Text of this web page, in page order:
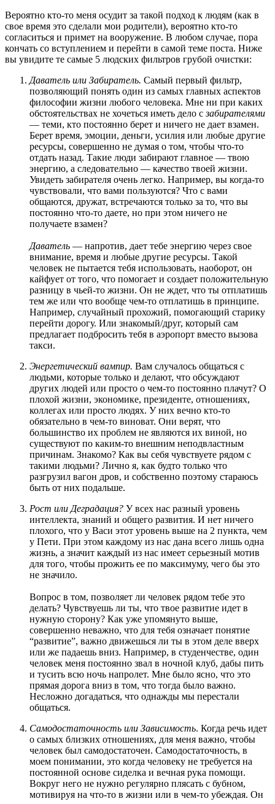
Вероятно кто-то меня осудит за такой подход к людям (как в
свое время это сделали мои родители), вероятно кто-то
согласиться и примет на вооружение. В любом случае, пора
кончать со вступлением и перейти в самой теме поста. Ниже
вы увидите те самые 5 людских фильтров грубой очистки:
Даватель или Забиратель. Самый первый фильтр,
позволяющий понять один из самых главных аспектов
философии жизни любого человека. Мне ни при каких
обстоятельствах не хочеться иметь дело сзабирателями
— теми, кто постоянно берет и ничего не дает взамен.
Берет время, эмоции, деньги, усилия или любые другие
ресурсы, совершенно не думая о том, чтобы что-то
отдать назад. Такие люди забирают главное — твою
энергию, а следовательно — качество твоей жизни.
Увидеть забирателя очень легко. Например, вы когда-то
чувствовали, что вами пользуются? Что с вами
общаются, дружат, встречаются только за то, что вы
постоянно что-то даете, но при этом ничего не
получаете взамен?
Даватель — напротив, дает тебе энергию через свое
внимание, время и любые другие ресурсы. Такой
человек не пытается тебя использовать, наоборот, он
кайфует от того, что помогает и создает положительную
разницу в чьей-то жизни. Он не ждет, что ты отплатишь
тем же или что вообще чем-то отплатишь в принципе.
Например, случайный прохожий, помогающий старику
перейти дорогу. Или знакомый/друг, который сам
предлагает подбросить тебя в аэропорт вместо вызова
такси.
Энергетический вампир. Вам случалось общаться с
людьми, которые только и делают, что обсуждают
других людей или просто о чем-то постоянно плачут? О
плохой жизни, экономике, президенте, отношениях,
коллегах или просто людях. У них вечно кто-то
обязательно в чем-то виноват. Они верят, что
большинство их проблем не являются их виной, но
существуют по каким-то внешним неподвластным
причинам. Знакомо? Как вы себя чувствуете рядом с
такими людьми? Лично я, как будто только что
разгрузил вагон дров, и собственно поэтому стараюсь
быть от них подальше.
Рост или Деградация? У всех нас разный уровень
интеллекта, знаний и общего развития. И нет ничего
плохого, что у Васи этот уровень выше на 2 пункта, чем
у Пети. При этом каждому из нас дана всего лишь одна
жизнь, а значит каждый из нас имеет серьезный мотив
для того, чтобы прожить ее по максимуму, чего бы это
не значило.
Вопрос в том, позволяет ли человек рядом тебе это
делать? Чувствуешь ли ты, что твое развитие идет в
нужную сторону? Как уже упомянуто выше,
совершенно неважно, что для тебя означает понятие
“развитие”, важно движешься ли ты в этом деле вверх
или же падаешь вниз. Например, в студенчестве, один
человек меня постоянно звал в ночной клуб, дабы пить
и тусить всю ночь напролет. Мне было ясно, что это
прямая дорога вниз в том, что тогда было важно.
Несложно догадаться, что однажды мы перестали
общаться.
Самодостаточность или Зависимость. Когда речь идет
о самых близких отношениях, для меня важно, чтобы
человек был самодостаточен. Самодостаточность, в
моем понимании, это когда человеку не требуется на
постоянной основе сиделка и вечная рука помощи.
Вокруг него не нужно регулярно плясать с бубном,
мотивируя на что-то в жизни или в чем-то убеждая. Он